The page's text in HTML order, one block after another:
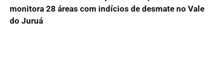
monitora 28 áreas com indícios de desmate no Vale
do Juruá